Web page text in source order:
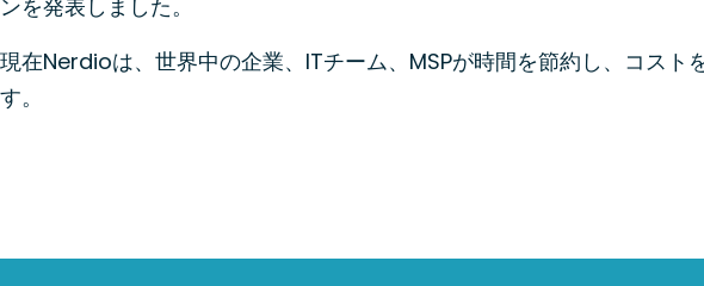
ンを発表しました。
現在Nerdioは、世界中の企業、ITチーム、MSPが時間を節約し、コス
す。